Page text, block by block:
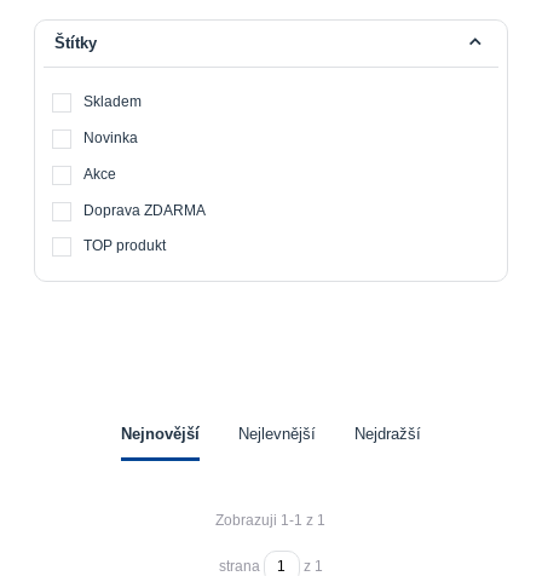
Štítky
Skladem
Novinka
Akce
Doprava ZDARMA
TOP produkt
Nejnovější Nejlevnější Nejdražší
Zobrazuji 1-1 z 1
strana z 1